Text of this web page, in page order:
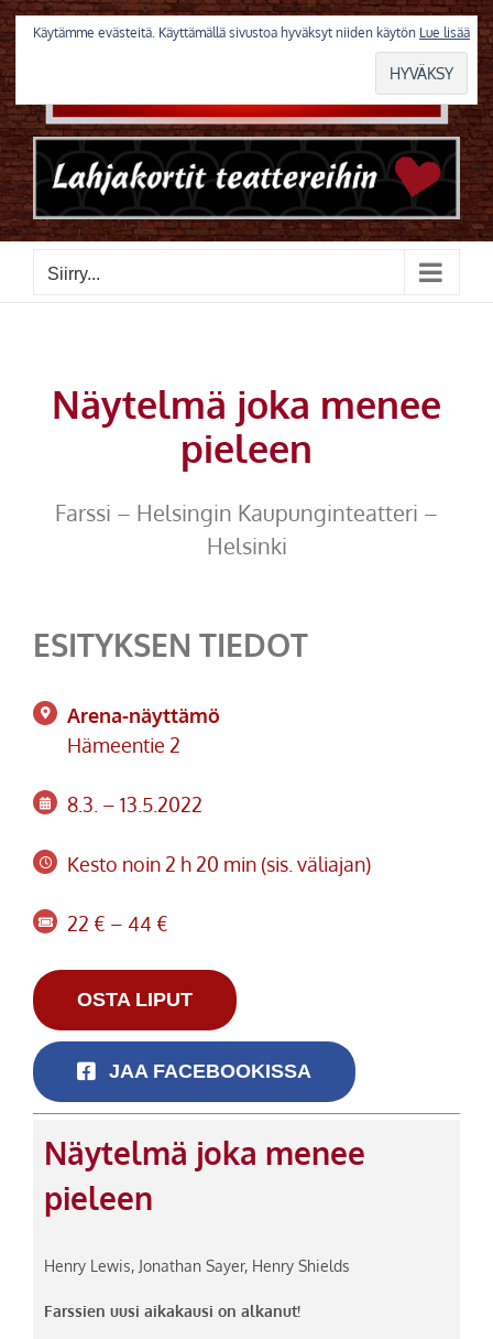
Skip
to
content
Siirry...
Näytelmä joka menee
pieleen
Farssi – Helsingin Kaupunginteatteri –
Helsinki
ESITYKSEN TIEDOT
Arena-näyttämö
Hämeentie 2
8.3. – 13.5.2022
Kesto noin 2 h 20 min (sis. väliajan)
22 € – 44 €
OSTA LIPUT
JAA FACEBOOKISSA
Näytelmä joka menee
pieleen
Henry Lewis, Jonathan Sayer, Henry Shields
Farssien uusi aikakausi on alkanut!
Käytämme evästeitä. Käyttämällä sivustoa hyväksyt niiden käytön Lue lisää